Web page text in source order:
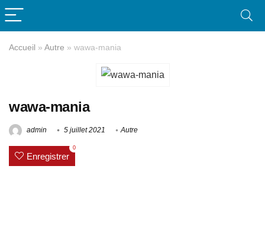
Accueil » Autre » wawa-mania
wawa-mania
admin 5 juillet 2021 Autre
Enregistrer
0